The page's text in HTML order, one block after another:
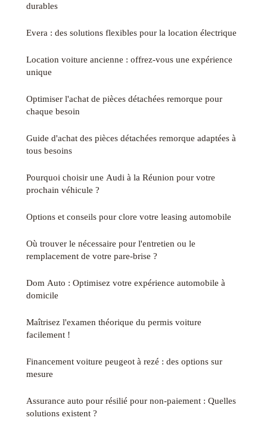
durables
Evera : des solutions flexibles pour la location électrique
Location voiture ancienne : offrez-vous une expérience
unique
Optimiser l'achat de pièces détachées remorque pour
chaque besoin
Guide d'achat des pièces détachées remorque adaptées à
tous besoins
Pourquoi choisir une Audi à la Réunion pour votre
prochain véhicule ?
Options et conseils pour clore votre leasing automobile
Où trouver le nécessaire pour l'entretien ou le
remplacement de votre pare-brise ?
Dom Auto : Optimisez votre expérience automobile à
domicile
Maîtrisez l'examen théorique du permis voiture
facilement !
Financement voiture peugeot à rezé : des options sur
mesure
Assurance auto pour résilié pour non-paiement : Quelles
solutions existent ?